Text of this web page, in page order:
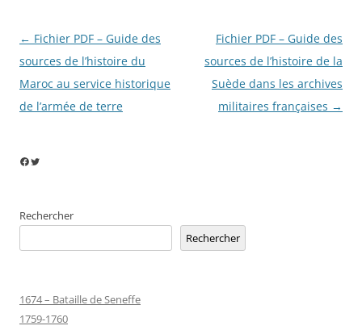
Navigation
des
articles
← Fichier PDF – Guide des
sources de l’histoire du
Maroc au service historique
de l’armée de terre
Fichier PDF – Guide des
sources de l’histoire de la
Suède dans les archives
militaires françaises →
Facebook
Twitter
Rechercher
Rechercher
1674 – Bataille de Seneffe
1759-1760